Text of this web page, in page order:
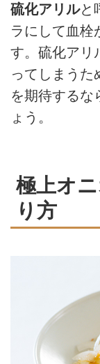
硫化アリルと
ラにして血栓
す。硫化アリ
ってしまうた
を期待するな
ょう。
極上オ
り方